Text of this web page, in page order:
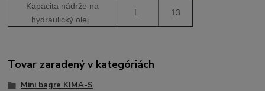
Kapacita nádrže na
hydraulický olej
L 13
Tovar zaradený v kategóriách
Mini bagre KIMA-S